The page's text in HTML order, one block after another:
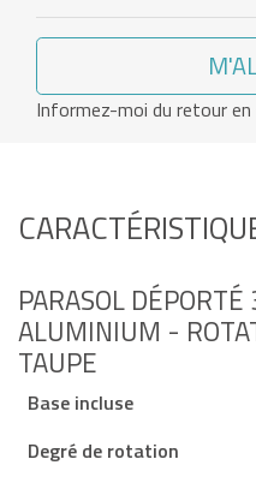
Informez-moi du retour
PARASOL
ALUMINIUM -
TAUPE
Base incluse
Degré de rotation